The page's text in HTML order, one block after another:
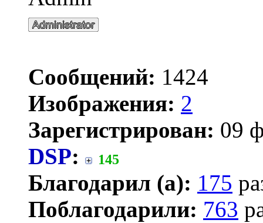
Сообщений: 1424
Изображения: 2
Зарегистрирован: 09
DSP: 145
Благодарил (а): 175
Поблагодарили: 763